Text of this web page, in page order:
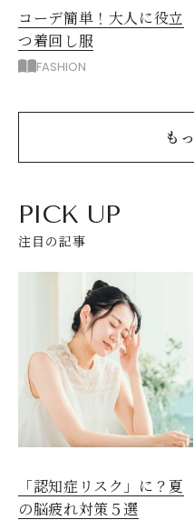
コーデ簡単！大人に役立
つ着回し服
FASHION
も
PICK UP
注目の記事
「認知症リスク」に？夏
の脳疲れ対策５選